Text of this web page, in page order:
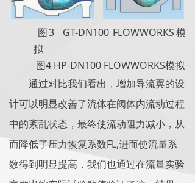
图3 GT-DN100 FLOWWORKS 模
拟
图4 HP-DN100 FLOWWORKS模拟
通过对比我们看出，增加导流翼的设
计可以明显改善了流体在阀体内流动过程
中的紊乱状态，最终使流动阻力减小，从
而降低了压力恢复系数FL,进而使流量系
数得到明显提高，我们也通过在流量实验